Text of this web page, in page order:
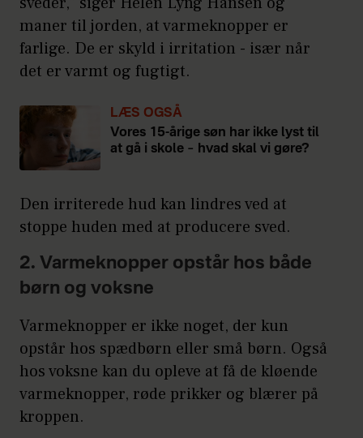
maner til jorden, at varmeknopper er
farlige. De er skyld i irritation - især når
det er varmt og fugtigt.
LÆS OGSÅ
Vores 15-årige søn har ikke lyst til
at gå i skole – hvad skal vi gøre?
Den irriterede hud kan lindres ved at
stoppe huden med at producere sved.
2. Varmeknopper opstår hos både
børn og voksne
Varmeknopper er ikke noget, der kun
opstår hos spædbørn eller små børn. Også
hos voksne kan du opleve at få de kløende
varmeknopper, røde prikker og blærer på
kroppen.